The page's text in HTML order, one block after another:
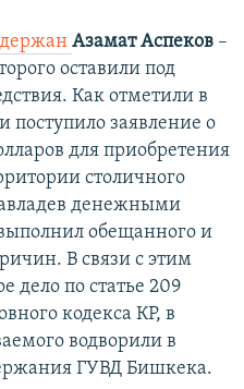
Азамат Аспеков –
оставили под
Как отметили в
заявление о
для приобретения
столичного
денежными
обещанного и
В связи с этим
дело по статье 209
кодекса КР, в
водворили в
ГУВД Бишкека.